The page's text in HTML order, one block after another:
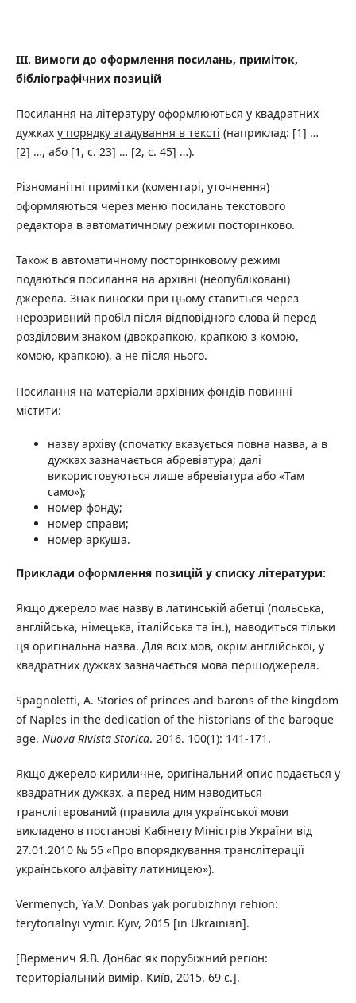
III. Вимоги до оформлення посилань, приміток,
бібліографічних позицій
Посилання на літературу оформлюються у квадратних
дужках у порядку згадування в тексті (наприклад: [1] …
[2] …, або [1, с. 23] … [2, с. 45] …).
Різноманітні примітки (коментарі, уточнення)
оформляються через меню посилань текстового
редактора в автоматичному режимі посторінково.
Також в автоматичному посторінковому режимі
подаються посилання на архівні (неопубліковані)
джерела. Знак виноски при цьому ставиться через
нерозривний пробіл після відповідного слова й перед
розділовим знаком (двокрапкою, крапкою з комою,
комою, крапкою), а не після нього.
Посилання на матеріали архівних фондів повинні
містити:
назву архіву (спочатку вказується повна назва, а в
дужках зазначається абревіатура; далі
використовуються лише абревіатура або «Там
само»);
номер фонду;
номер справи;
номер аркуша.
Приклади оформлення позицій у списку літератури:
Якщо джерело має назву в латинській абетці (польська,
англійська, німецька, італійська та ін.), наводиться тільки
ця оригінальна назва. Для всіх мов, окрім англійської, у
квадратних дужках зазначається мова першоджерела.
Spagnoletti, A. Stories of princes and barons of the kingdom
of Naples in the dedication of the historians of the baroque
age. Nuova Rivista Storica. 2016. 100(1): 141-171.
Якщо джерело кириличне, оригінальний опис подається у
квадратних дужках, а перед ним наводиться
транслітерований (правила для української мови
викладено в постанові Кабінету Міністрів України від
27.01.2010 № 55 «Про впорядкування транслітерації
українського алфавіту латиницею»).
Vermenych, Ya.V. Donbas yak porubizhnyi rehion:
terytorialnyi vymir. Kyiv, 2015 [in Ukrainian].
[Верменич Я.В. Донбас як порубіжний регіон:
територіальний вимір. Київ, 2015. 69 с.].